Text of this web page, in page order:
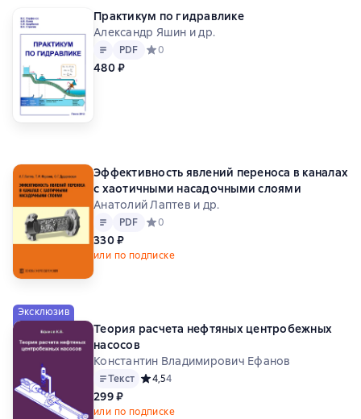
Практикум по гидравлике
Александр Яшин и др.
Текст PDF
PDF Средний рейтинг 0 на основе 0 оценок
0
480 ₽
Эффективность явлений переноса в каналах
с хаотичными насадочными слоями
Анатолий Лаптев и др.
Текст PDF
PDF Средний рейтинг 0 на основе 0 оценок
0
330 ₽
или по подписке
Эксклюзив
Теория расчета нефтяных центробежных
насосов
Константин Владимирович Ефанов
Текст Средний рейтинг 4,5 на основе 4 оценок
4,54
299 ₽
или по подписке